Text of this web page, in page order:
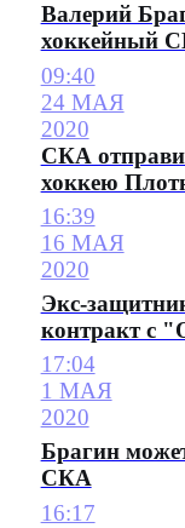
Валерий
хоккейный
09:40
24 МАЯ
2020
СКА
хоккею
16:39
16 МАЯ
2020
Экс-
контракт с
17:04
1 МАЯ
2020
Брагин
СКА
16:17